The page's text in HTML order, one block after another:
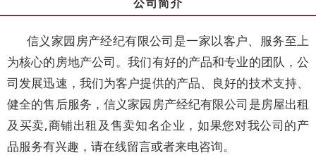
信义家园房产经纪有限公司是一家以客户、服务至上
为核心的房地产公司。我们有好的产品和专业的团队，公
司发展迅速，我们为客户提供的产品、良好的技术支持、
健全的售后服务，信义家园房产经纪有限公司是房屋出租
及买卖,商铺出租及售卖知名企业，如果您对我公司的产
品服务有兴趣，请在线留言或者来电咨询。